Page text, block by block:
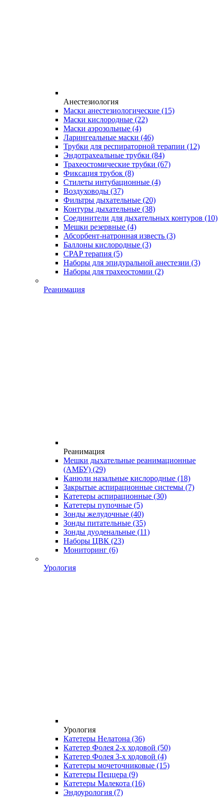
Анестезиология
Маски анестезиологические (15)
Маски кислородные (22)
Маски аэрозольные (4)
Ларингеальные маски (46)
Трубки для респираторной терапии (12)
Эндотрахеальные трубки (84)
Трахеостомические трубки (67)
Фиксация трубок (8)
Стилеты интубационные (4)
Воздуховоды (37)
Фильтры дыхательные (20)
Контуры дыхательные (38)
Соединители для дыхательных контуров (10)
Мешки резервные (4)
Абсорбент-натронная известь (3)
Баллоны кислородные (3)
CPAP терапия (5)
Наборы для эпидуральной анестезии (3)
Наборы для трахеостомии (2)
Реанимация
Реанимация
Мешки дыхательные реанимационные
(АМБУ) (29)
Канюли назальные кислородные (18)
Закрытые аспирационные системы (7)
Катетеры аспирационные (30)
Катетеры пупочные (5)
Зонды желудочные (40)
Зонды питательные (35)
Зонды дуоденальные (11)
Наборы ЦВК (23)
Мониторинг (6)
Урология
Урология
Катетеры Нелатона (36)
Катетер Фолея 2-х ходовой (50)
Катетер Фолея 3-х ходовой (4)
Катетеры мочеточниковые (15)
Катетеры Пеццера (9)
Катетеры Малекота (16)
Эндоурология (7)